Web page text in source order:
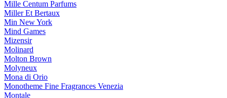
Mille Centum Parfums
Miller Et Bertaux
Min New York
Mind Games
Mizensir
Molinard
Molton Brown
Molyneux
Mona di Orio
Monotheme Fine Fragrances Venezia
Montale